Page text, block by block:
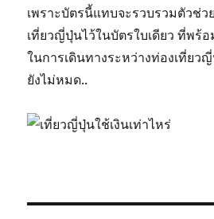
เพราะบัตรนี้แทบจะรวบรวมตัวช่
เที่ยวญี่ปุ่นไว้ในบัตรใบเดียว ที่พร้
ในการเดินทางระหว่างท่องเที่ยว
ยังไม่หมด..